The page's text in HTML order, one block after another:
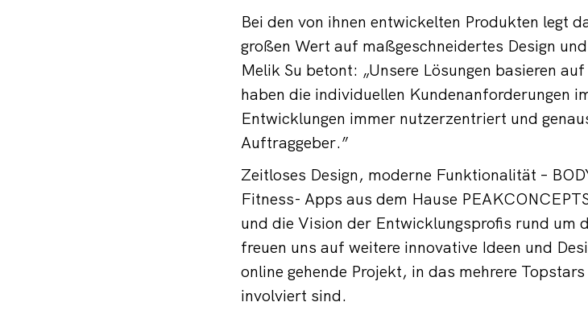
Bei den von ihnen entwickelten Produkten legt
großen Wert auf maßgeschneidertes Design
Melik Su betont: „Unsere Lösungen basieren
haben die individuellen Kundenanforderungen
Entwicklungen immer nutzerzentriert und
Auftraggeber.”
Zeitloses Design, moderne Funktionalität –
Fitness- Apps aus dem Hause
und die Vision der Entwicklungsprofis rund um
freuen uns auf weitere innovative Ideen und
online gehende Projekt, in das mehrere
involviert sind.